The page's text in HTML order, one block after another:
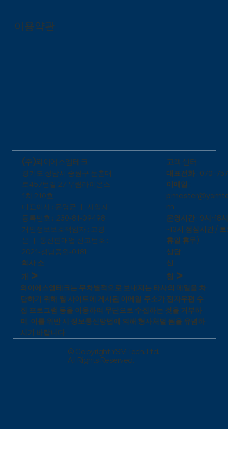
이용약관
와이에스엠테크는 무차별적으로 보내지는 타사의 메일을 차
단하기 위해 웹 사이트에 게시된 이메일 주소가 전자우편 수
집 프로그램 등을 이용하여 무단으로 수집하는 것을 거부하
며, 이를 위반 시 정보통신망법에 의해 형사처벌 됨을 유념하
시기 바랍니다.
(주)와이에스엠테크
​경기도 성남시 중원구 둔촌대
로457번길 27 우림라이온스
1차 210호
대표이사 : 윤명균 | 사업자
등록번호 : 230-81-09498
개인정보보호책임자 : 고경
은 | 통신판매업 신고번호 :
2021-성남중원-0181
회사 소
개 >
​고객 센터
대표전화 : 070-
이메일 :
m
운영시간 : 9시~18
~13시 점심시간 /
휴일 휴무)
상담
신
청 >
© Copyright YSM Tech.,Ltd.
All Rights Reserved.